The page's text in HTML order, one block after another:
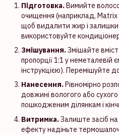
Підготовка.Вимийте
очищення (наприклад, Matrix
щоб видалити жир і залишки
використовуйте
Змішування.Змішайте
пропорції 1:1 у неметалевій
інструкцією). Перемішуйте
Нанесення. Рівномірно
довжині вологого або
пошкодженим ділянкам і
Витримка.Залиште засіб
ефекту надіньте